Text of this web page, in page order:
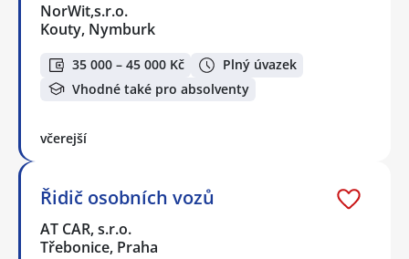
NorWit,s.r.o.
Kouty, Nymburk
35 000 – 45 000 Kč
Plný úvazek
Vhodné také pro absolventy
včerejší
Řidič osobních vozů
AT CAR, s.r.o.
Třebonice, Praha